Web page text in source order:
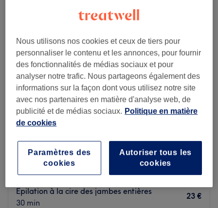
Say Beaute Indien
Melun, Seine-et-Marne
Montrer sur la carte
Epilation à la cire des demi-bras
30 min
Epilation à la cire des jambes entières
30 min
23 €
Nous utilisons nos cookies et ceux de tiers pour
personnaliser le contenu et les annonces, pour fournir
des fonctionnalités de médias sociaux et pour
analyser notre trafic. Nous partageons également des
informations sur la façon dont vous utilisez notre site
avec nos partenaires en matière d'analyse web, de
publicité et de médias sociaux. Politique en matière
de cookies
Autoriser tous les
cookies
Paramètres des
cookies